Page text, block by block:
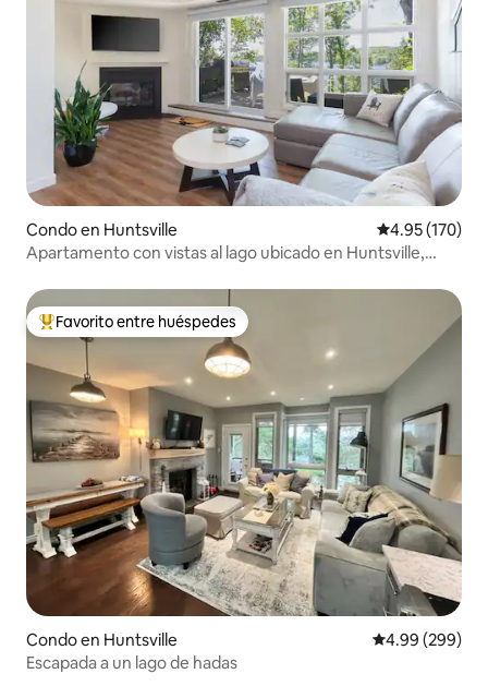
Condo en Huntsville Calificación
4.95 (170)
Apartamento con vistas al lago ubicado en Huntsville,
Favorito entre huéspedes preferido
Favorito entre huéspedes
Condo en Huntsville Calificación
4.99 (299)
Escapada a un lago de hadas